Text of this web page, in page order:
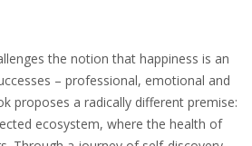
the notion that happiness is an
– professional, emotional and
proposes a radically different premise:
ecosystem, where the health of